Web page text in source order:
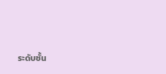
ระดับชั้น